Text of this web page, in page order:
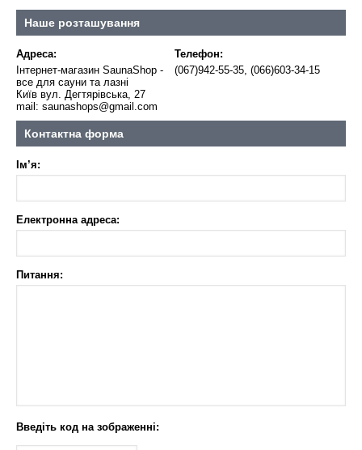
Наше розташування
Адреса:
Інтернет-магазин SaunaShop -
все для сауни та лазні
Київ вул. Дегтярівська, 27
mail: saunashops@gmail.com
Телефон:
(067)942-55-35, (066)603-34-15
Контактна форма
Ім’я:
Електронна адреса:
Питання:
Введіть код на зображенні: